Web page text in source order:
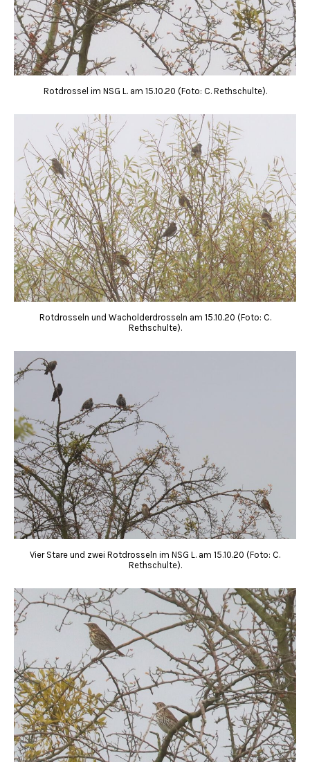
Rotdrossel im NSG L. am 15.10.20 (Foto: C. Rethschulte).
Rotdrosseln und Wacholderdrosseln am 15.10.20 (Foto: C.
Rethschulte).
Vier Stare und zwei Rotdrosseln im NSG L. am 15.10.20 (Foto: C.
Rethschulte).